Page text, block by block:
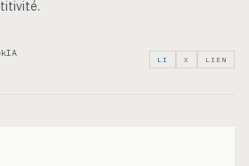
LI X LIEN